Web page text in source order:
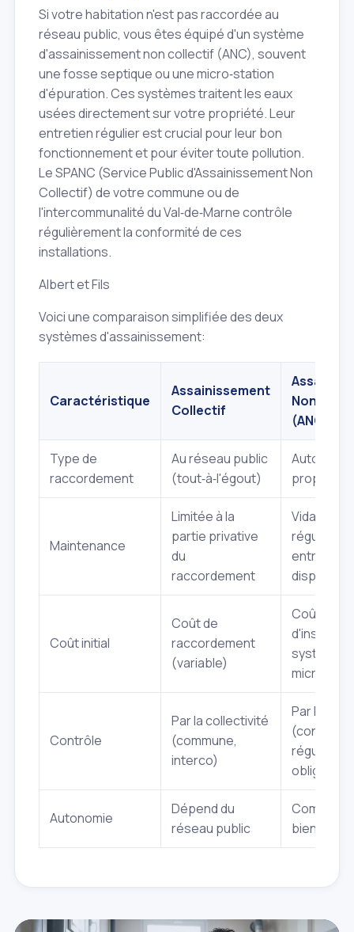
Si votre habitation n'est pas raccordée au
réseau public, vous êtes équipé d'un système
d'assainissement non collectif (ANC), souvent
une fosse septique ou une micro‑station
d'épuration. Ces systèmes traitent les eaux
usées directement sur votre propriété. Leur
entretien régulier est crucial pour leur bon
fonctionnement et pour éviter toute pollution.
Le SPANC (Service Public d'Assainissement Non
Collectif) de votre commune ou de
l'intercommunalité du Val‑de‑Marne contrôle
régulièrement la conformité de ces
installations.
Albert et Fils
Voici une comparaison simplifiée des deux
systèmes d'assainissement:
Caractéristique
Assainissement
Collectif
Non
(ANC)
Type de
raccordement
Au réseau public
(tout‑à‑l'égout)
propriété
Maintenance
Limitée à la
partie privative
du
raccordement
Vidanges
régulières,
entretien
dispositif
Coût initial
Coût de
raccordement
(variable)
Coût
système
Contrôle
Par la collectivité
(commune,
interco)
Par le
(contrôles
réguliers
Autonomie
Dépend du
réseau public
Complète
bien